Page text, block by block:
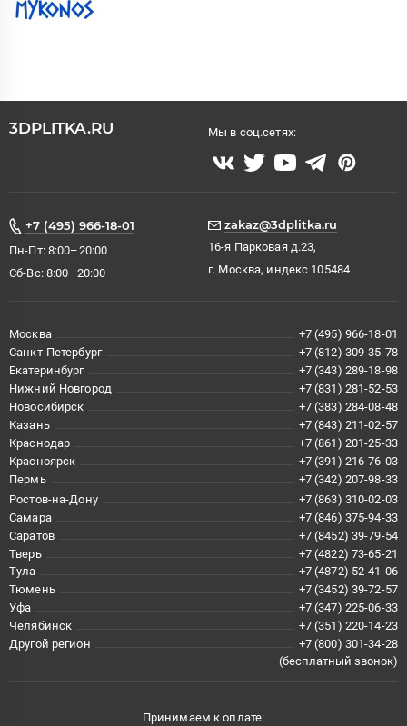
3DPLITKA.RU Мы в соц.сетях:
+7 (495) 966-18-01
Пн-Пт: 8:00–20:00
Сб-Вс: 8:00–20:00
zakaz@3dplitka.ru
16-я Парковая д.23,
г. Москва, индекс 105484
Москва
+7 (495) 966-18-01
Санкт-Петербург
+7 (812) 309-35-78
Екатеринбург
+7 (343) 289-18-98
Нижний Новгород
+7 (831) 281-52-53
Новосибирск
+7 (383) 284-08-48
Казань
+7 (843) 211-02-57
Краснодар
+7 (861) 201-25-33
Красноярск
+7 (391) 216-76-03
Пермь
+7 (342) 207-98-33
Ростов-на-Дону
+7 (863) 310-02-03
Самара
+7 (846) 375-94-33
Саратов
+7 (8452) 39-79-54
Тверь
+7 (4822) 73-65-21
Тула
+7 (4872) 52-41-06
Тюмень
+7 (3452) 39-72-57
Уфа
+7 (347) 225-06-33
Челябинск
+7 (351) 220-14-23
Другой регион
+7 (800) 301-34-28
(бесплатный звонок)
Принимаем к оплате: